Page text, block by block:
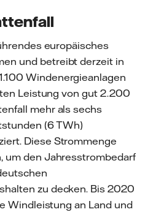
europäisches
und betreibt derzeit in
Windenergieanlagen
Leistung von gut 2.200
mehr als sechs
(6 TWh)
Diese Strommenge
um den Jahresstrombedarf
zu decken. Bis 2020
Windleistung an Land und